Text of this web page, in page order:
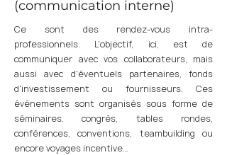
(communication interne)
Ce sont des rendez-vous intra-
professionnels. L'objectif, ici, est de
communiquer avec vos collaborateurs, mais
aussi avec d'éventuels partenaires, fonds
d'investissement ou fournisseurs. Ces
événements sont organisés sous forme de
séminaires, congrès, tables rondes,
conférences, conventions, teambuilding ou
encore voyages incentive…